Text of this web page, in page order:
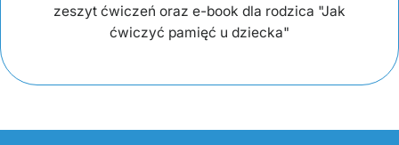
zeszyt ćwiczeń oraz e-book dla rodzica "Jak
ćwiczyć pamięć u dziecka"